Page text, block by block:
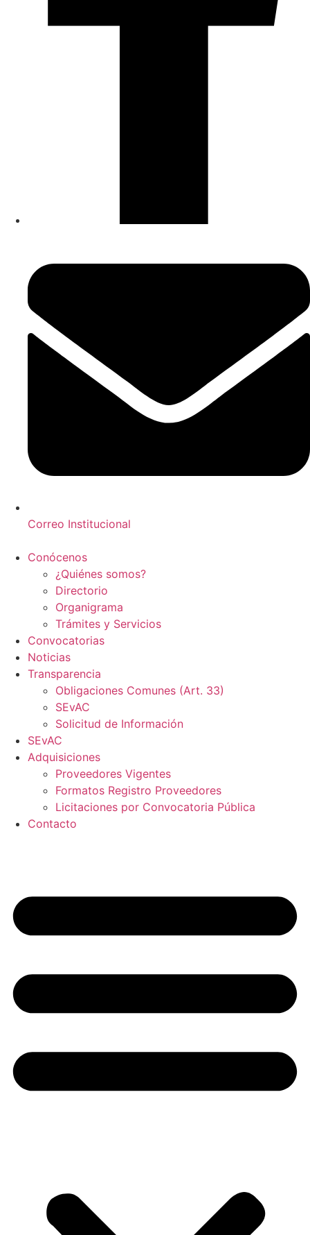
Correo Institucional
Conócenos
¿Quiénes somos?
Directorio
Organigrama
Trámites y Servicios
Convocatorias
Noticias
Transparencia
Obligaciones Comunes (Art. 33)
SEvAC
Solicitud de Información
SEvAC
Adquisiciones
Proveedores Vigentes
Formatos Registro Proveedores
Licitaciones por Convocatoria Pública
Contacto